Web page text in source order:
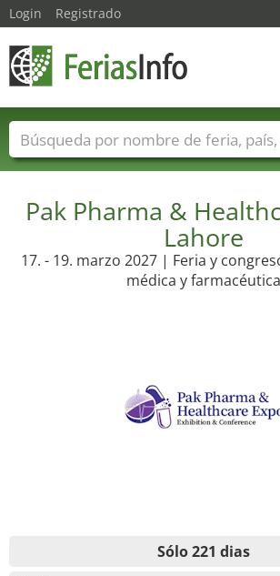
Pak Pharma &
Lahore
17. - 19. marzo 2027 | Feria y
médica y farmacéutica
Sólo 221 dias
Login Registrado
Nombres de ferias Países
Sectores de proveedor de servicios